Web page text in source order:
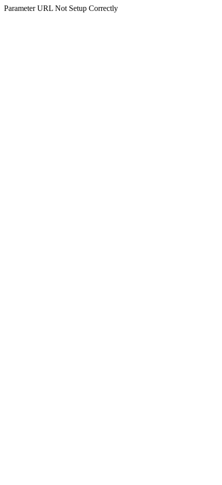
Parameter URL Not Setup Correctly